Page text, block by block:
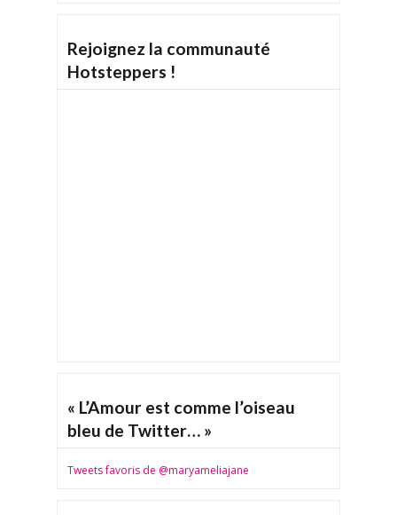
Rejoignez la communauté
Hotsteppers !
« L’Amour est comme l’oiseau
bleu de Twitter… »
Tweets favoris de @maryameliajane